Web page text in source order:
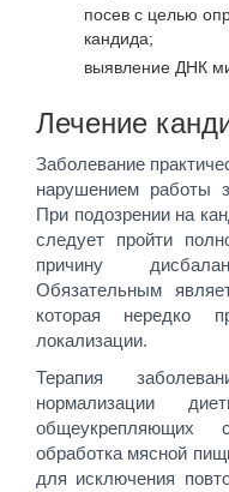
посев с целью
кандида;
выявление ДНК
Лечение
Заболевание
нарушением работы
При подозрении на
следует пройти
причину
Обязательным
которая нередко
локализации.
Терапия
нормализации
общеукрепляющих
обработка мясной
для исключения